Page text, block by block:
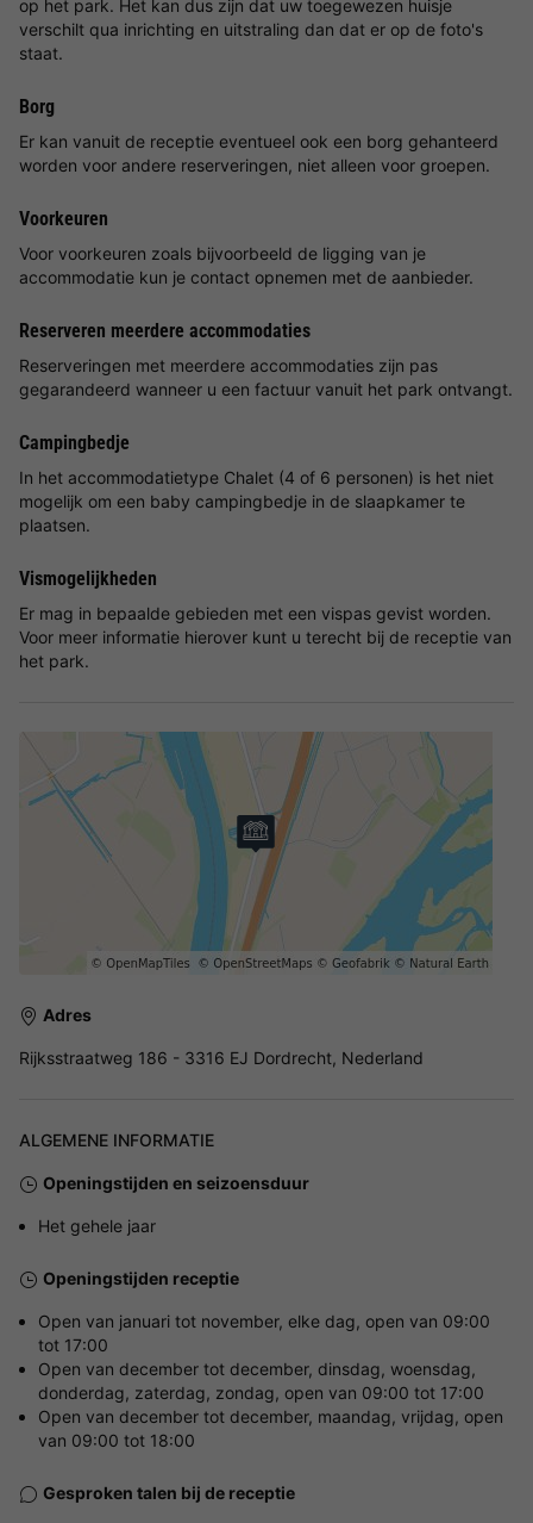
op het park. Het kan dus zijn dat uw toegewezen huisje
verschilt qua inrichting en uitstraling dan dat er op de foto's
staat.
Borg
Er kan vanuit de receptie eventueel ook een borg gehanteerd
worden voor andere reserveringen, niet alleen voor groepen.
Voorkeuren
Voor voorkeuren zoals bijvoorbeeld de ligging van je
accommodatie kun je contact opnemen met de aanbieder.
Reserveren meerdere accommodaties
Reserveringen met meerdere accommodaties zijn pas
gegarandeerd wanneer u een factuur vanuit het park ontvangt.
Campingbedje
In het accommodatietype Chalet (4 of 6 personen) is het niet
mogelijk om een baby campingbedje in de slaapkamer te
plaatsen.
Vismogelijkheden
Er mag in bepaalde gebieden met een vispas gevist worden.
Voor meer informatie hierover kunt u terecht bij de receptie van
het park.
Adres
Rijksstraatweg 186 - 3316 EJ Dordrecht, Nederland
ALGEMENE INFORMATIE
Openingstijden en seizoensduur
Het gehele jaar
Openingstijden receptie
Open van januari tot november, elke dag, open van 09:00
tot 17:00
Open van december tot december, dinsdag, woensdag,
donderdag, zaterdag, zondag, open van 09:00 tot 17:00
Open van december tot december, maandag, vrijdag, open
van 09:00 tot 18:00
Gesproken talen bij de receptie